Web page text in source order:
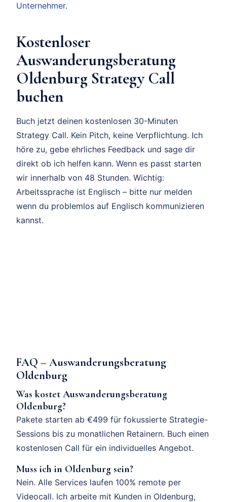
Unternehmer.
Kostenloser
Auswanderungsberatung
Oldenburg Strategy Call
buchen
Buch jetzt deinen kostenlosen 30-Minuten
Strategy Call. Kein Pitch, keine Verpflichtung. Ich
höre zu, gebe ehrliches Feedback und sage dir
direkt ob ich helfen kann. Wenn es passt starten
wir innerhalb von 48 Stunden. Wichtig:
Arbeitssprache ist Englisch – bitte nur melden
wenn du problemlos auf Englisch kommunizieren
kannst.
FAQ – Auswanderungsberatung
Oldenburg
Was kostet Auswanderungsberatung
Oldenburg?
Pakete starten ab €499 für fokussierte Strategie-
Sessions bis zu monatlichen Retainern. Buch einen
kostenlosen Call für ein individuelles Angebot.
Muss ich in Oldenburg sein?
Nein. Alle Services laufen 100% remote per
Videocall. Ich arbeite mit Kunden in Oldenburg,